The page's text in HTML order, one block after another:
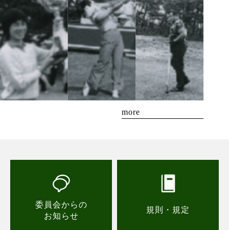
more
委員会からの
お知らせ
規則・規定